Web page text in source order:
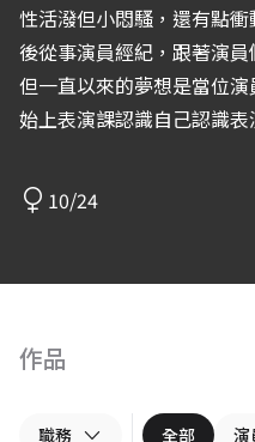
性活潑但小悶騷，還有點
後從事演員經紀，跟著演
但一直以來的夢想是當位
始上表演課認識自己認識
10/24
作品
職務 全部 演